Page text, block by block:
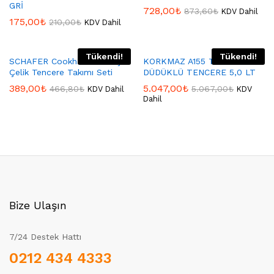
GRİ
175,00₺ 210,00₺ KDV Dahil
728,00₺ 873,60₺ KDV Dahil
Tükendi!
SCHAFER Cookhaus 8 Parça
Çelik Tencere Takımı Seti
389,00₺ 466,80₺ KDV Dahil
Tükendi!
KORKMAZ A155 TURBO
DÜDÜKLÜ TENCERE 5,0 LT
5.047,00₺ 5.067,00₺ KDV
Dahil
Bize Ulaşın
7/24 Destek Hattı
0212 434 4333